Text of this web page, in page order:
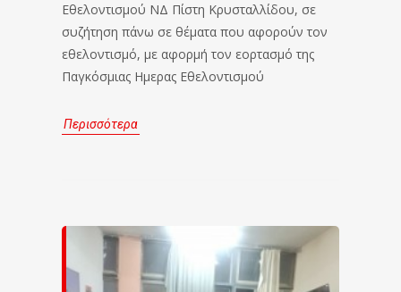
Εθελοντισμού ΝΔ Πίστη Κρυσταλλίδου, σε
συζήτηση πάνω σε θέματα που αφορούν τον
εθελοντισμό, με αφορμή τον εορτασμό της
Παγκόσμιας Ημερας Εθελοντισμού
Περισσότερα